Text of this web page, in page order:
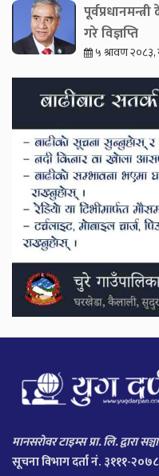
गरे विज्ञप्ति
५ श्रावण
मानसरोवर टाइम्स प्रा. लि. द्वारा
सूचना विभाग दर्ता नं. ३१११-